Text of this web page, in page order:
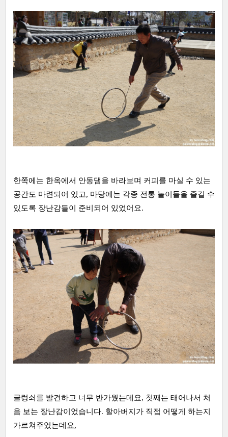
한쪽에는 한옥에서 안동댐을 바라보며 커피를 마실 수 있는
공간도 마련되어 있고, 마당에는 각종 전통 놀이들을 즐길 수
있도록 장난감들이 준비되어 있었어요.
굴렁쇠를 발견하고 너무 반가웠는데요, 첫째는 태어나서 처
음 보는 장난감이었습니다. 할아버지가 직접 어떻게 하는지
가르쳐주었는데요,